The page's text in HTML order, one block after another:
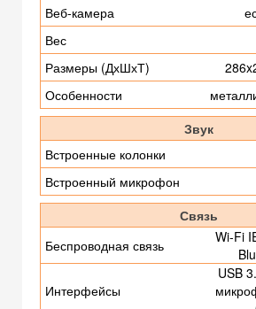
Веб-камера
Вес
Размеры (ДхШхТ)
Особенности
Звук
Встроенные колонки
Встроенный микрофон
Связь
Беспроводная связь
Wi-Fi
Интерфейсы
USB